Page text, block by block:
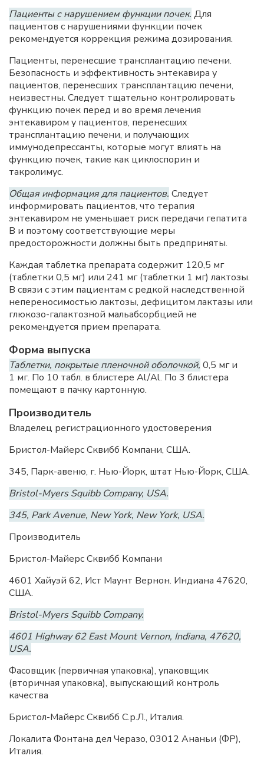
Пациенты с нарушением функции почек. Для
пациентов с нарушениями функции почек
рекомендуется коррекция режима дозирования.
Пациенты, перенесшие трансплантацию печени.
Безопасность и эффективность энтекавира у
пациентов, перенесших трансплантацию печени,
неизвестны. Следует тщательно контролировать
функцию почек перед и во время лечения
энтекавиром у пациентов, перенесших
трансплантацию печени, и получающих
иммунодепрессанты, которые могут влиять на
функцию почек, такие как циклоспорин и
такролимус.
Общая информация для пациентов. Следует
информировать пациентов, что терапия
энтекавиром не уменьшает риск передачи гепатита
В и поэтому соответствующие меры
предосторожности должны быть предприняты.
Каждая таблетка препарата содержит 120,5 мг
(таблетки 0,5 мг) или 241 мг (таблетки 1 мг) лактозы.
В связи с этим пациентам с редкой наследственной
непереносимостью лактозы, дефицитом лактазы или
глюкозо-галактозной мальабсорбцией не
рекомендуется прием препарата.
Форма выпуска
Таблетки, покрытые пленочной оболочкой, 0,5 мг и
1 мг. По 10 табл. в блистере Al/Al. По 3 блистера
помещают в пачку картонную.
Производитель
Владелец регистрационного удостоверения
Бристол-Майерс Сквибб Компани, США.
345, Парк-авеню, г. Нью-Йорк, штат Нью-Йорк, США.
Bristol-Myers Squibb Company, USA.
345, Park Avenue, New York, New York, USA.
Производитель
Бристол-Майерс Сквибб Компани
4601 Хайуэй 62, Ист Маунт Вернон. Индиана 47620,
США.
Bristol-Myers Squibb Company.
4601 Highway 62 East Mount Vernon, Indiana, 47620,
USA.
Фасовщик (первичная упаковка), упаковщик
(вторичная упаковка), выпускающий контроль
качества
Бристол-Майерс Сквибб С.р.Л., Италия.
Локалита Фонтана дел Черазо, 03012 Ананьи (ФР),
Италия.